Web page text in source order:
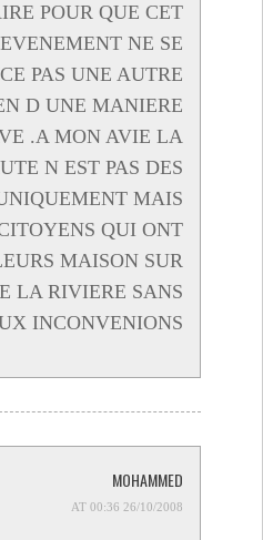
POUR QUE CET
EVENEMENT NE SE
PAS UNE AUTRE
D UNE MANIERE
.A MON AVIE LA
N EST PAS DES
MAIS
QUI ONT
MAISON SUR
LA RIVIERE SANS
INCONVENIONS
MOHAMMED
26/10/2008 AT 00:36